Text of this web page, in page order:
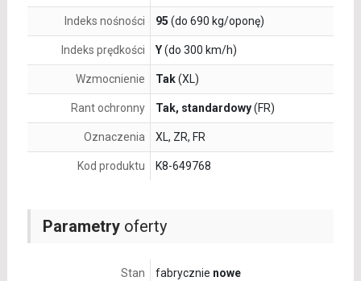
Parametryoferty
Stan fabrycznie nowe
Indeks nośności 95 (do 690 kg/oponę)
Indeks prędkości Y(do 300 km/h)
Wzmocnienie Tak(XL)
Rant ochronny Tak, standardowy(FR)
Oznaczenia XL, ZR, FR
Kod produktu K8-649768